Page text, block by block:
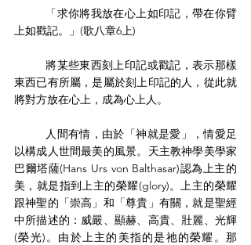
上如戳記。」(歌八章6上)
	將某些東西刻上印記或戳記，表示那樣
東西已有所屬，是屬於刻上印記的人，從此就
將對方放在心上，成為心上人。
以構成人世間最美的風景。天主教神學美學家
巴爾塔薩(Hans Urs von Balthasar)認為上主的
美，就是指到上主的榮耀(glory)。上主的榮耀
跟神聖的「崇高」和「尊貴」有關，就是聖經
中所描述的：威嚴、顯赫、高貴、壯麗、光輝
(榮光)。由於上主的美指的是祂的榮耀。那